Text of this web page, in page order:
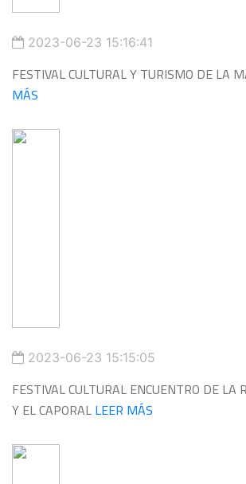
2023-06-23 15:16:41
FESTIVAL CULTURAL Y TURISMO DE LA
MÁS
2023-06-23 15:15:05
FESTIVAL CULTURAL ENCUENTRO DE LA
Y EL CAPORALLEER MÁS